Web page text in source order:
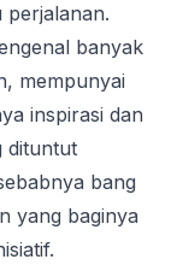
perjalanan.
banyak
mempunyai
inspirasi dan
dituntut
bang
yang baginya